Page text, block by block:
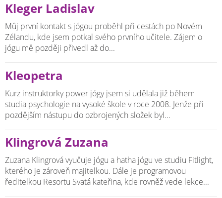
Kleger Ladislav
Můj první kontakt s jógou proběhl při cestách po Novém
Zélandu, kde jsem potkal svého prvního učitele. Zájem o
jógu mě později přivedl až do...
Kleopetra
Kurz instruktorky power jógy jsem si udělala již během
studia psychologie na vysoké škole v roce 2008. Jenže při
pozdějším nástupu do ozbrojených složek byl...
Klingrová Zuzana
Zuzana Klingrová vyučuje jógu a hatha jógu ve studiu Fitlight,
kterého je zároveň majitelkou. Dále je programovou
ředitelkou Resortu Svatá kateřina, kde rovněž vede lekce...